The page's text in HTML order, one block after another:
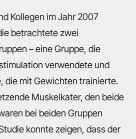
Kollegen im Jahr 2007
betrachtete zwei
– eine Gruppe, die
verwendete und
die mit Gewichten trainierte.
Muskelkater, den beide
bei beiden Gruppen
konnte zeigen, dass der